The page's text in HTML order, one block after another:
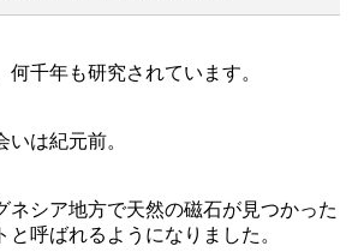
千年も研究されています。
いは紀元前。
ネシア地方で天然の磁石が見つかった
呼ばれるようになりました。